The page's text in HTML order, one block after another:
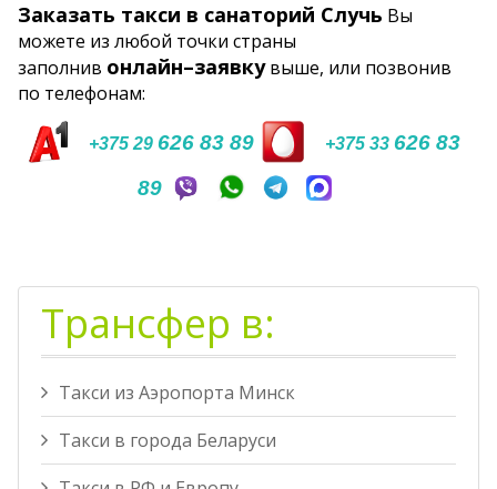
Заказать такси в санаторий Случь Вы
можете из любой точки страны
заполнив онлайн–заявкувыше, или позвонив
по телефонам:
+375 29 626 83 89 +375 33 626 83
89
Трансфер в:
Такси из Аэропорта Минск
Такси в города Беларуси